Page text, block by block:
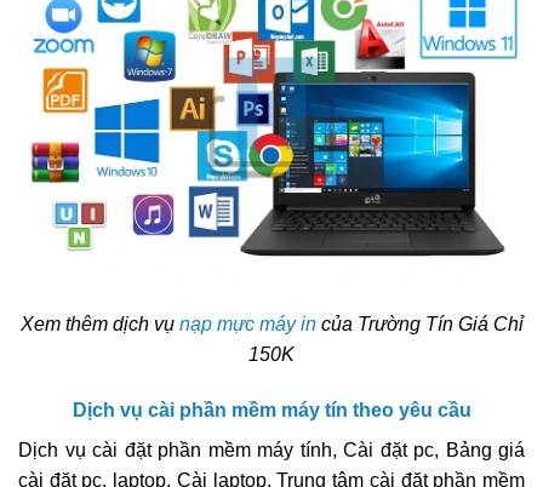
Xem thêm dịch vụ nạp mực máy incủa Trường Tín Giá Chỉ
150K
Dịch vụ cài phần mềm máy tín theo yêu cầu
Dịch vụ cài đặt phần mềm máy tính, Cài đặt pc, Bảng giá
cài đặt pc, laptop. Cài laptop, Trung tâm cài đặt phần mềm